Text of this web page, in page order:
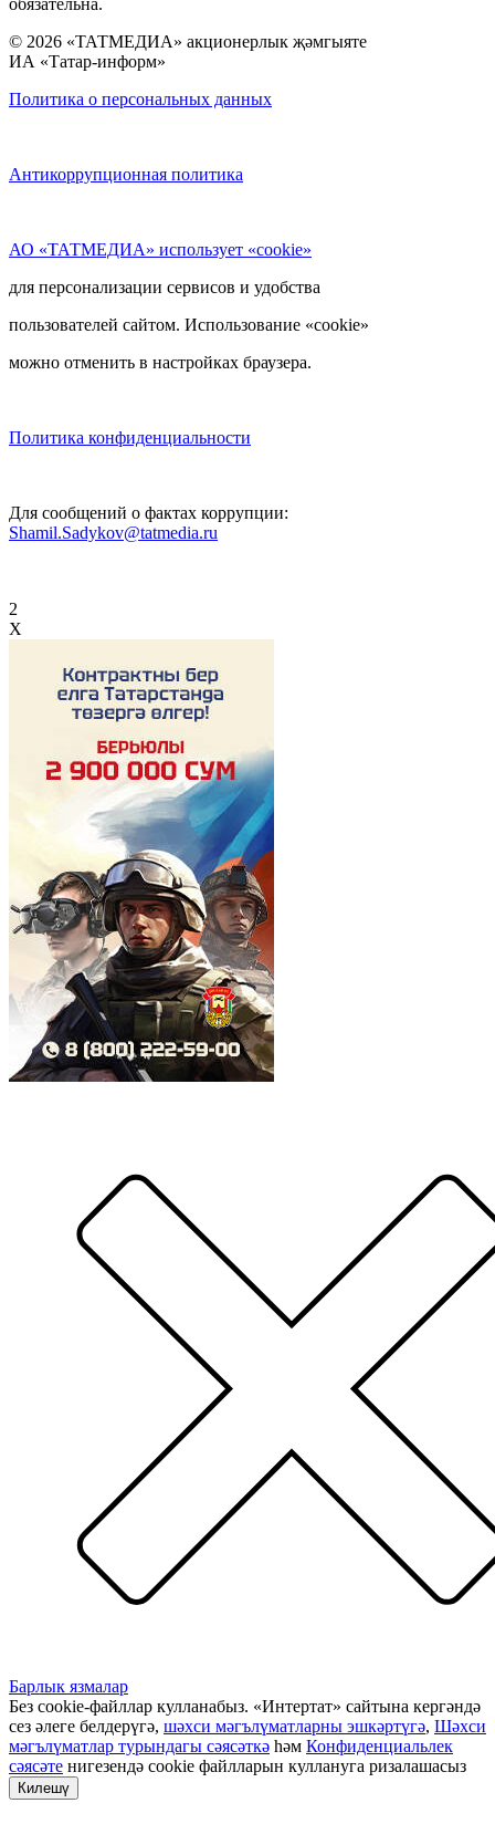
© 2026 «ТАТМЕДИА» акционерлык җәмгыяте
ИА «Татар-информ»
Политика о персональных данных
Антикоррупционная политика
АО «ТАТМЕДИА» использует «cookie»
для персонализации сервисов и удобства
пользователей сайтом. Использование «cookie»
можно отменить в настройках браузера.
Политика конфиденциальности
Для сообщений о фактах коррупции:
Shamil.Sadykov@tatmedia.ru
2
X
Барлык язмалар
Без cookie-файллар кулланабыз. «Интертат» сайтына кергәндә
сез әлеге белдерүгә, шәхси мәгълүматларны эшкәртүгә, Шәхси
мәгълүматлар турындагы сәясәткә һәм Конфиденциальлек
сәясәте нигезендә cookie файлларын куллануга ризалашасыз
Килешү